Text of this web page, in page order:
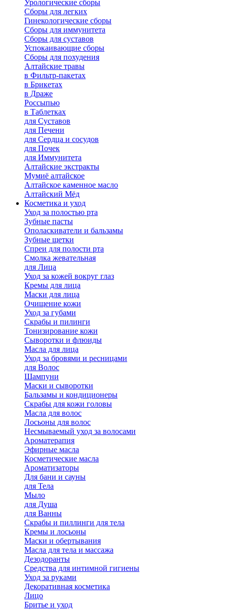
Урологические сборы
Сборы для легких
Гинекологические сборы
Сборы для иммунитета
Сборы для суставов
Успокаивающие сборы
Сборы для похудения
Алтайские травы
в Фильтр-пакетах
в Брикетах
в Драже
Россыпью
в Таблетках
для Cуставов
для Печени
для Сердца и сосудов
для Почек
для Иммунитета
Алтайские экстракты
Мумиё алтайское
Алтайское каменное масло
Алтайский Мёд
Косметика и уход
Уход за полостью рта
Зубные пасты
Ополаскиватели и бальзамы
Зубные щетки
Спреи для полости рта
Смолка жевательная
для Лица
Уход за кожей вокруг глаз
Кремы для лица
Маски для лица
Очищение кожи
Уход за губами
Скрабы и пилинги
Тонизирование кожи
Сыворотки и флюиды
Масла для лица
Уход за бровями и ресницами
для Волос
Шампуни
Маски и сыворотки
Бальзамы и кондиционеры
Скрабы для кожи головы
Масла для волос
Лосьоны для волос
Несмываемый уход за волосами
Ароматерапия
Эфирные масла
Косметические масла
Ароматизаторы
Для бани и сауны
для Тела
Мыло
для Душа
для Ванны
Скрабы и пиллинги для тела
Кремы и лосьоны
Маски и обертывания
Масла для тела и массажа
Дезодоранты
Средства для интимной гигиены
Уход за руками
Декоративная косметика
Лицо
Бритье и уход